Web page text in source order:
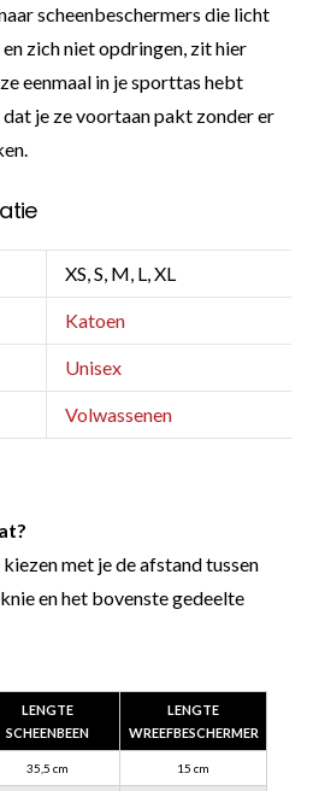
scheenbeschermers die licht
zich niet opdringen, zit hier
eenmaal in je sporttas hebt
je ze voortaan pakt zonder er
XS, S, M, L, XL
Katoen
Unisex
Volwassenen
met je de afstand tussen
en het bovenste gedeelte
LENGTE
SCHEENBEEN
LENGTE
WREEFBESCHERMER
35,5 cm 15 cm